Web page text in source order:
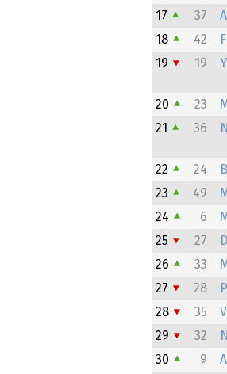
17
37
18
42
19
19
20 23
21
36
22 24
23
49
24
6
25
27
26
33
27
28
28
35
29
32
30
9